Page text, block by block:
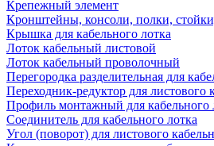
Крепежный элемент
Кронштейны, консоли, полки,
Крышка для кабельного лотка
Лоток кабельный листовой
Лоток кабельный проволочный
Перегородка разделительная для
Переходник-редуктор для листового
Профиль монтажный для кабельного
Соединитель для кабельного лотка
Угол (поворот) для листового